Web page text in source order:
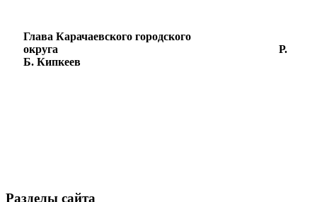
Глава Карачаевского городского
округа Р.
Б. Кипкеев
Разделы сайта